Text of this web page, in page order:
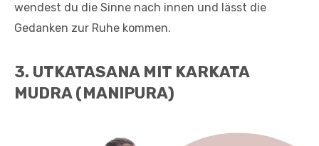
wendest du die Sinne nach innen und lässt die
Gedanken zur Ruhe kommen.
3. UTKATASANA MIT KARKATA
MUDRA (MANIPURA)